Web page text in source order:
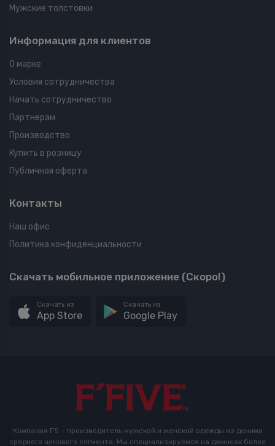
Мужские толстовки
Информация для клиентов
О марке
Условия сотрудничества
Начать сотрудничество
Партнерам
Производство
Купить в розницу
Публичная оферта
Контакты
Наш офис
Политика конфиденциальности
Скачать мобильное приложение (Скоро!)
Скачать из
App Store
Скачать из
Google Play
Компания F5 – производитель мужской и женской одежды из денима
среднего ценового сегмента. Мы специализируемся на джинсах более